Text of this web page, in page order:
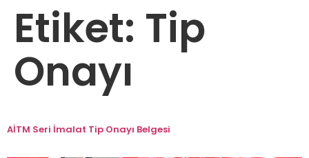
Etiket: Tip
Onayı
AİTM Seri İmalat Tip Onayı Belgesi